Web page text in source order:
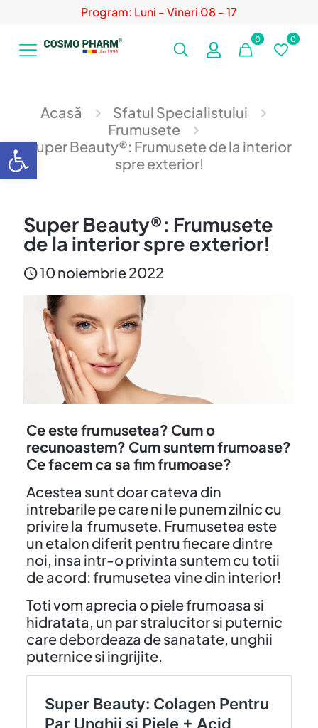
Program: Luni - Vineri 08 - 17
0 0
Acasă
Sfatul Specialistului
Frumusete
Super Beauty®: Frumusete de la interior
spre exterior!
Super Beauty®: Frumusete
de la interior spre exterior!
10 noiembrie 2022
Ce este frumusetea? Cum o
recunoastem? Cum suntem frumoase?
Ce facem ca sa fim frumoase?
Acestea sunt doar cateva din
intrebarile pe care ni le punem zilnic cu
privire la frumusete. Frumusetea este
un etalon diferit pentru fiecare dintre
noi, insa intr-o privinta suntem cu totii
de acord: frumusetea vine din interior!
Toti vom aprecia o piele frumoasa si
hidratata, un par stralucitor si puternic
care debordeaza de sanatate, unghii
puternice si ingrijite.
Deschide bara de unelte